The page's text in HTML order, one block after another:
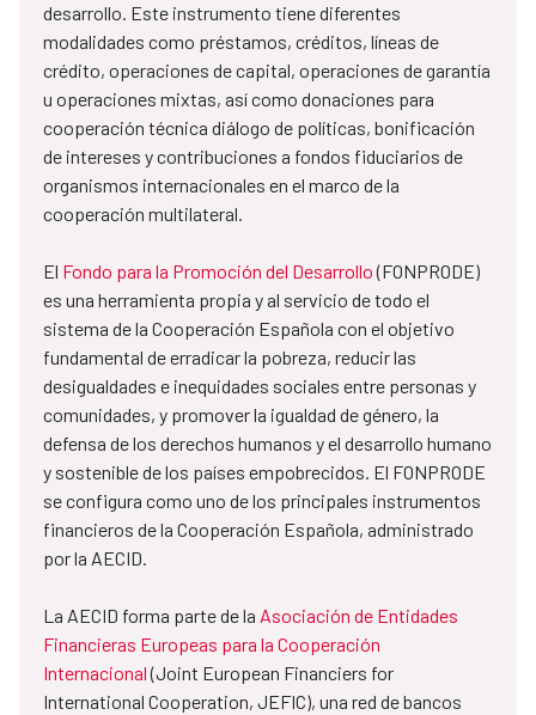
desarrollo. Este instrumento tiene diferentes
modalidades como préstamos, créditos, líneas de
crédito, operaciones de capital, operaciones de garantía
u operaciones mixtas, así como donaciones para
cooperación técnica diálogo de políticas, bonificación
de intereses y contribuciones a fondos fiduciarios de
organismos internacionales en el marco de la
cooperación multilateral.
El Fondo para la Promoción del Desarrollo(FONPRODE)
es una herramienta propia y al servicio de todo el
sistema de la Cooperación Española con el objetivo
fundamental de erradicar la pobreza, reducir las
desigualdades e inequidades sociales entre personas y
comunidades, y promover la igualdad de género, la
defensa de los derechos humanos y el desarrollo humano
y sostenible de los países empobrecidos. El FONPRODE
se configura como uno de los principales instrumentos
financieros de la Cooperación Española, administrado
por la AECID.
La AECID forma parte de la Asociación de Entidades
Financieras Europeas para la Cooperación
Internacional(Joint European Financiers for
International Cooperation, JEFIC), una red de bancos